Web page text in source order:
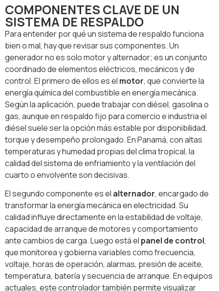
COMPONENTES CLAVE DE UN
SISTEMA DE RESPALDO
Para entender por qué un sistema de respaldo funciona
bien o mal, hay que revisar sus componentes. Un
generador no es solo motor y alternador; es un conjunto
coordinado de elementos eléctricos, mecánicos y de
control. El primero de ellos es el motor, que convierte la
energía química del combustible en energía mecánica.
Según la aplicación, puede trabajar con diésel, gasolina o
gas, aunque en respaldo fijo para comercio e industria el
diésel suele ser la opción más estable por disponibilidad,
torque y desempeño prolongado. En Panamá, con altas
temperaturas y humedad propias del clima tropical, la
calidad del sistema de enfriamiento y la ventilación del
cuarto o envolvente son decisivas.
El segundo componente es el alternador, encargado de
transformar la energía mecánica en electricidad. Su
calidad influye directamente en la estabilidad de voltaje,
capacidad de arranque de motores y comportamiento
ante cambios de carga. Luego está el panel de control,
que monitorea y gobierna variables como frecuencia,
voltaje, horas de operación, alarmas, presión de aceite,
temperatura, batería y secuencia de arranque. En equipos
actuales, este controlador también permite visualizar